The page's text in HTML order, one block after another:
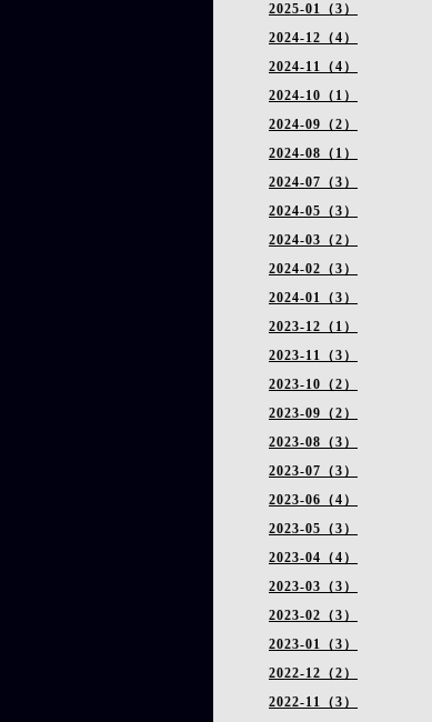
2025-01（3）
2024-12（4）
2024-11（4）
2024-10（1）
2024-09（2）
2024-08（1）
2024-07（3）
2024-05（3）
2024-03（2）
2024-02（3）
2024-01（3）
2023-12（1）
2023-11（3）
2023-10（2）
2023-09（2）
2023-08（3）
2023-07（3）
2023-06（4）
2023-05（3）
2023-04（4）
2023-03（3）
2023-02（3）
2023-01（3）
2022-12（2）
2022-11（3）